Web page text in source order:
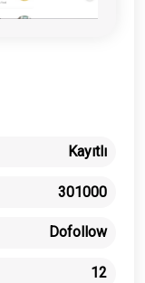
Kayıtlı
301000
Dofollow
12